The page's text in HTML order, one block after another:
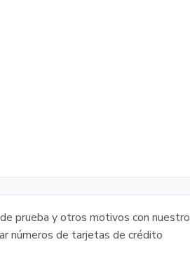
prueba y otros motivos con nuestro
números de tarjetas de crédito